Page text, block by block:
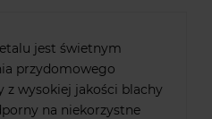
jest świetnym
przydomowego
z wysokiej jakości blachy
na niekorzystne